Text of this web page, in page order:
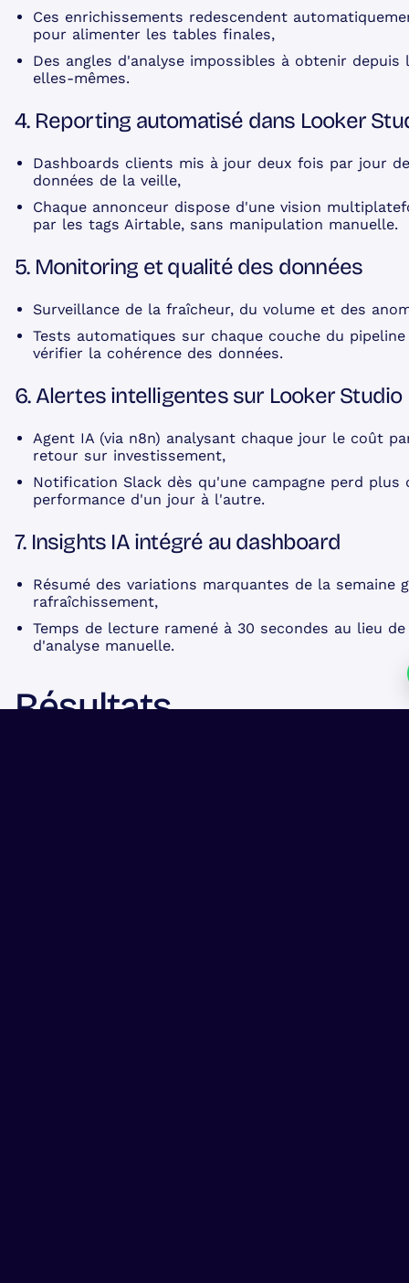
Ces enrichissements redescendent
pour alimenter les tables finales,
Des angles d'analyse impossibles à obtenir depuis
elles-mêmes.
4. Reporting automatisé dans Looker
Dashboards clients mis à jour deux fois par jour
données de la veille,
Chaque annonceur dispose d'une vision
par les tags Airtable, sans manipulation manuelle.
5. Monitoring et qualité des données
Surveillance de la fraîcheur, du volume et des
Tests automatiques sur chaque couche du
vérifier la cohérence des données.
6. Alertes intelligentes sur Looker Studio
Agent IA (via n8n) analysant chaque jour le coût
retour sur investissement,
Notification Slack dès qu'une campagne perd plus
performance d'un jour à l'autre.
7. Insights IA intégré au dashboard
Résumé des variations marquantes de la semaine
rafraîchissement,
Temps de lecture ramené à 30 secondes au lieu
d'analyse manuelle.
Résultats